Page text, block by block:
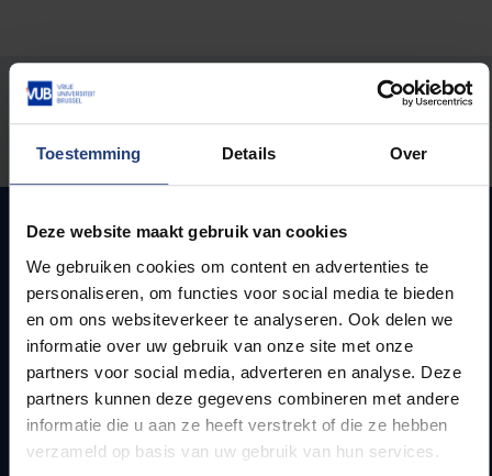
Toestemming Details Over
Deze website maakt gebruik van cookies
We gebruiken cookies om content en advertenties te
personaliseren, om functies voor social media te bieden
en om ons websiteverkeer te analyseren. Ook delen we
informatie over uw gebruik van onze site met onze
partners voor social media, adverteren en analyse. Deze
partners kunnen deze gegevens combineren met andere
informatie die u aan ze heeft verstrekt of die ze hebben
verzameld op basis van uw gebruik van hun services.
Stond er een fout op deze pagina?
Snel naar
Webmail
Jobs
Lesroosters
Bereikbaarheid
Onderzoeksgroepen
Campusfaciliteiten